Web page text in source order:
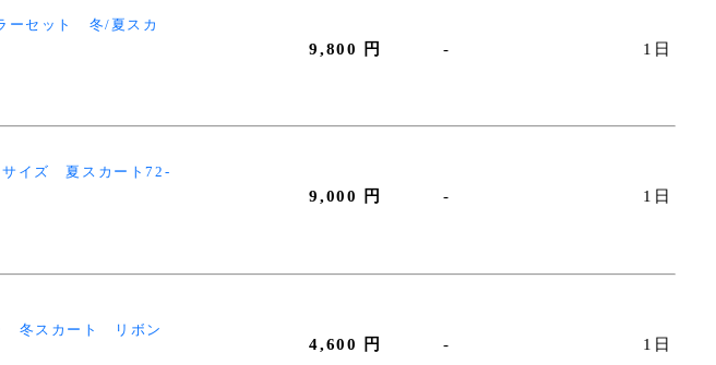
ーセット 冬/夏スカ
9,800 円 - 1日
イズ 夏スカート72-
9,000 円 - 1日
冬スカート リボン
4,600 円 - 1日